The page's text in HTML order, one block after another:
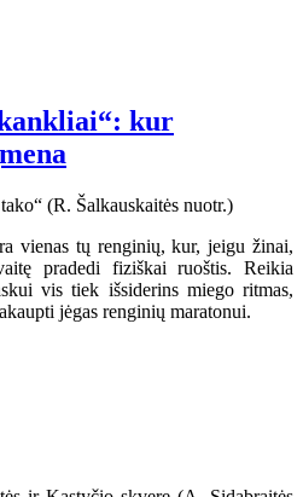
kur
vienas tų renginių, kur, jeigu žinai,
pradedi fiziškai ruoštis. Reikia
vis tiek išsiderins miego ritmas,
jėgas renginių maratonui.